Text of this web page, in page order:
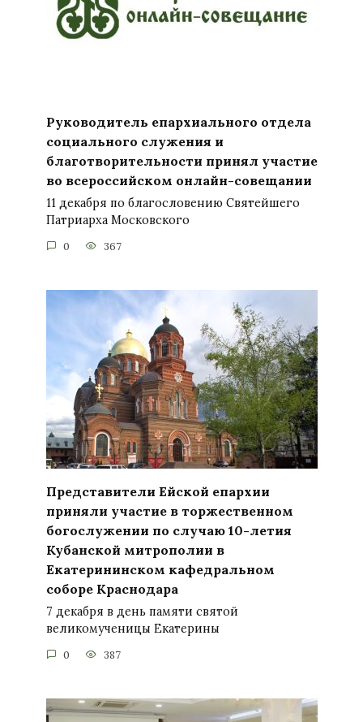
Руководитель епархиального отдела
социального служения и
благотворительности принял участие
во всероссийском онлайн-совещании
11 декабря по благословению Святейшего
Патриарха Московского
0 367
Представители Ейской епархии
приняли участие в торжественном
богослужении по случаю 10-летия
Кубанской митрополии в
Екатерининском кафедральном
соборе Краснодара
7 декабря в день памяти святой
великомученицы Екатерины
0 387